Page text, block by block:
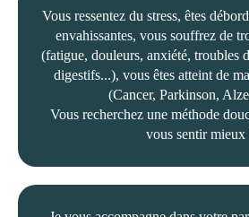
Vous ressentez du stress, êtes
envahissantes, vous souffrez de
(fatigue, douleurs, anxiété, troubles
digestifs...), vous êtes atteint de
(Cancer, Parkinson,
Vous recherchez une méthode
vous sentir mieux